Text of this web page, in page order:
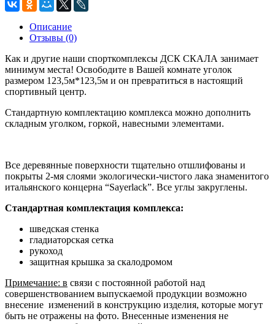
Описание
Отзывы (0)
Как и другие наши спорткомплексы ДСК СКАЛА занимает
минимум места! Освободите в Вашей комнате уголок
размером 123,5м*123,5м и он превратиться в настоящий
спортивный центр.
Стандартную комплектацию комплекса можно дополнить
складным уголком, горкой, навесными элементами.
Все деревянные поверхности тщательно отшлифованы и
покрыты 2-мя слоями экологически-чистого лака знаменитого
итальянского концерна “Sayerlack”. Все углы закруглены.
Стандартная комплектация комплекса:
шведская стенка
гладиаторская сетка
рукоход
защитная крышка за скалодромом
Примечание: в связи с постоянной работой над
совершенствованием выпускаемой продукции возможно
внесение изменений в конструкцию изделия, которые могут
быть не отражены на фото. Внесенные изменения не